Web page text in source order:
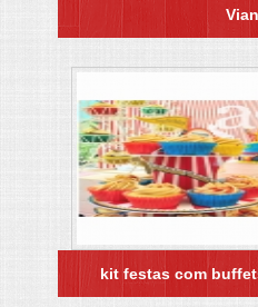
kit festas com